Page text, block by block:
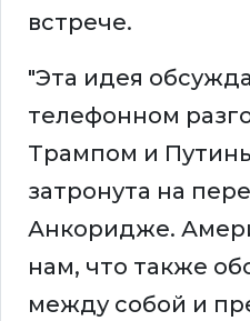
встрече.
"Эта идея
телефонном
Трампом и
затронута на
Анкоридже.
нам, что также
между собой и